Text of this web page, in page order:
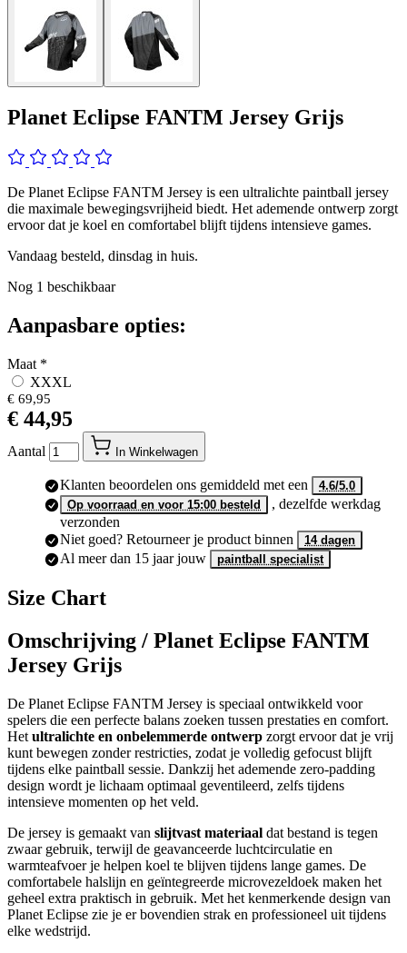
Planet Eclipse FANTM Jersey Grijs
De Planet Eclipse FANTM Jersey is een ultralichte paintball jersey
die maximale bewegingsvrijheid biedt. Het ademende ontwerp zorgt
ervoor dat je koel en comfortabel blijft tijdens intensieve games.
Vandaag besteld, dinsdag in huis.
Nog 1 beschikbaar
Aanpasbare opties:
Maat *
XXXL
€ 69,95
€ 44,95
Aantal In Winkelwagen
Klanten beoordelen ons gemiddeld met een
4.6/5.0
Op voorraad en voor 15:00 besteld
, dezelfde werkdag
verzonden
Niet goed? Retourneer je product binnen
14 dagen
Al meer dan 15 jaar jouw paintball specialist
Size Chart
Omschrijving / Planet Eclipse FANTM
Jersey Grijs
De Planet Eclipse FANTM Jersey is speciaal ontwikkeld voor
spelers die een perfecte balans zoeken tussen prestaties en comfort.
Het ultralichte en onbelemmerde ontwerp zorgt ervoor dat je vrij
kunt bewegen zonder restricties, zodat je volledig gefocust blijft
tijdens elke paintball sessie. Dankzij het ademende zero-padding
design wordt je lichaam optimaal geventileerd, zelfs tijdens
intensieve momenten op het veld.
De jersey is gemaakt van slijtvast materiaal dat bestand is tegen
zwaar gebruik, terwijl de geavanceerde luchtcirculatie en
warmteafvoer je helpen koel te blijven tijdens lange games. De
comfortabele halslijn en geïntegreerde microvezeldoek maken het
geheel extra praktisch in gebruik. Met het kenmerkende design van
Planet Eclipse zie je er bovendien strak en professioneel uit tijdens
elke wedstrijd.